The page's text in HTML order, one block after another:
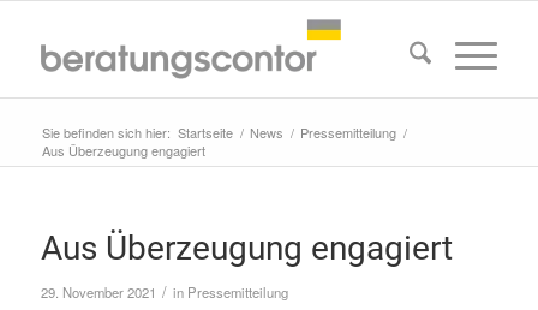
Sie befinden sich hier: Startseite / News / Pressemitteilung /
Aus Überzeugung engagiert
Aus Überzeugung engagiert
29. November 2021 / in Pressemitteilung